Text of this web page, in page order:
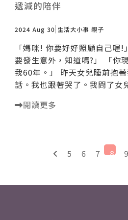
遞減的陪伴
2024 Aug 30 生活大小事 親子
「媽咪! 你要好好照顧自己喔
要發生意外，知道嗎?」 「你
我60年。」 昨天女兒睡前抱
話。我也跟著哭了。 ​​​​​我問了女
閱讀更多
5 6 7 8 9